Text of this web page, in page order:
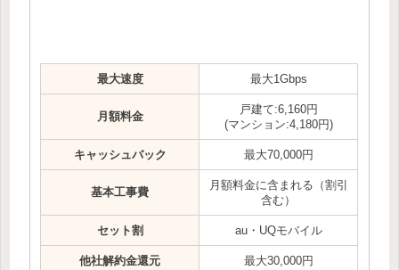
最大速度 最大1Gbps
月額料金
戸建て:6,160円
(マンション:4,180円)
キャッシュバック 最大70,000円
基本工事費
月額料金に含まれる（割引
含む）
セット割 au・UQモバイル
他社解約金還元 最大30,000円